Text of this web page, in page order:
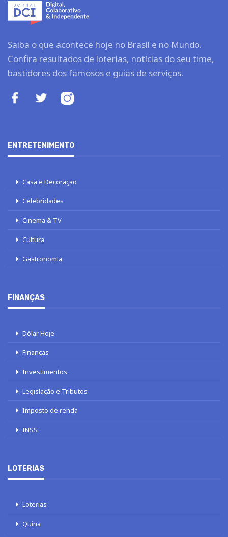
Saiba o que acontece hoje no Brasil e no Mundo.
Confira resultados de loterias, notícias do seu time,
bastidores dos famosos e guias de serviços.
ENTRETENIMENTO
Casa e Decoração
Celebridades
Cinema & TV
Cultura
Gastronomia
FINANÇAS
Dólar Hoje
Finanças
Investimentos
Legislação e Tributos
Imposto de renda
INSS
LOTERIAS
Loterias
Quina